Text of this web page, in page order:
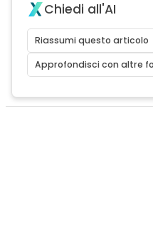
Chiedi all'AI
Riassumi questo articolo
Approfondisci con altre